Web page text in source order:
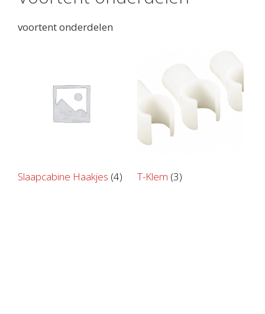
voortent onderdelen
Slaapcabine Haakjes (4) T-Klem (3)